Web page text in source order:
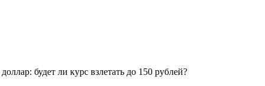
будет ли курс взлетать до 150 рублей?